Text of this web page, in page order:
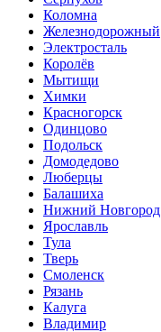
Коломна
Железнодорожный
Электросталь
Королёв
Мытищи
Химки
Красногорск
Одинцово
Подольск
Домодедово
Люберцы
Балашиха
Нижний Новгород
Ярославль
Тула
Тверь
Смоленск
Рязань
Калуга
Владимир